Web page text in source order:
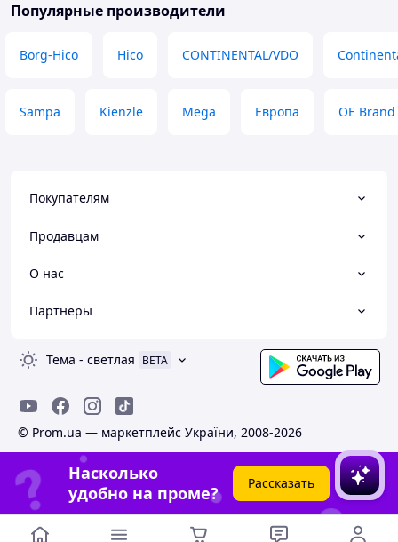
Популярные производители
Borg-Hico Hico CONTINENTAL/VDO
Sampa Kienzle Mega Европа OE Brand
Покупателям
Продавцам
О нас
Партнеры
Тема - светлая BETA
© Prom.ua — маркетплейс України, 2008-2026
Насколько
удобно на проме?
Рассказать